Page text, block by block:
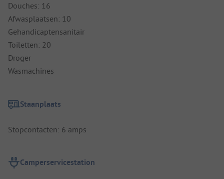
Douches: 16
Afwasplaatsen: 10
Gehandicaptensanitair
Toiletten: 20
Droger
Wasmachines
Staanplaats
Stopcontacten: 6 amps
Camperservicestation